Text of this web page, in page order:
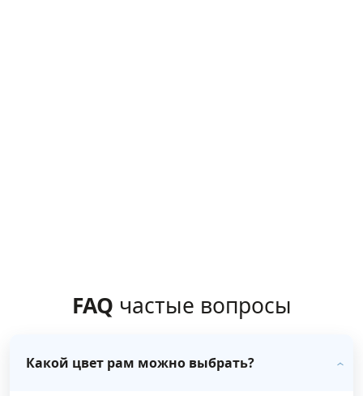
FAQ частые вопросы
Какой цвет рам можно выбрать?